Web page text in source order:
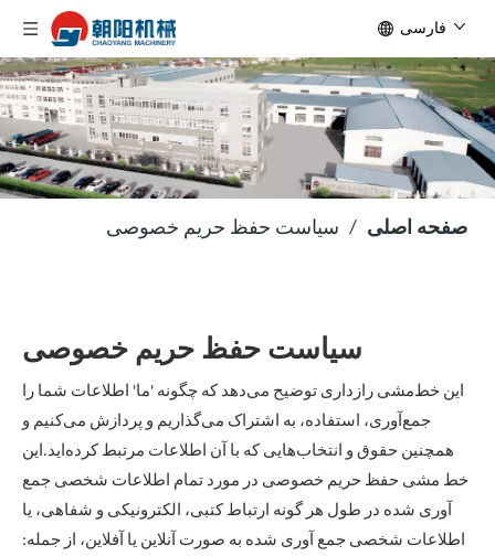
فارسی
صفحه اصلی / سیاست حفظ حریم خصوصی
سیاست حفظ حریم خصوصی
این خط‌مشی رازداری توضیح می‌دهد که چگونه 'ما' اطلاعات شما را
جمع‌آوری، استفاده، به اشتراک می‌گذاریم و پردازش می‌کنیم و
همچنین حقوق و انتخاب‌هایی که با آن اطلاعات مرتبط کرده‌اید.این
خط مشی حفظ حریم خصوصی در مورد تمام اطلاعات شخصی جمع
آوری شده در طول هر گونه ارتباط کتبی، الکترونیکی و شفاهی، یا
اطلاعات شخصی جمع آوری شده به صورت آنلاین یا آفلاین، از جمله: